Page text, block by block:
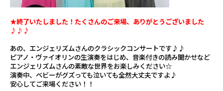
★終了いたしました！たくさんのご来場、ありがとうございました
♪♪♪
あの、エンジェリズムさんのクラシックコンサートです♪♪
ピアノ・ヴァイオリンの生演奏をはじめ、音楽付きの読み聞かせなど
エンジェリズムさんの素敵な世界をお楽しみください☆
演奏中、ベビーがグズっても泣いても全然大丈夫ですよ♪
安心してご来場ください！！